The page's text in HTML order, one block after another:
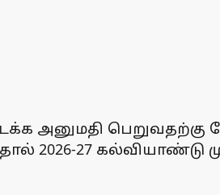
அனுமதி பெறுவதற்கு
2026-27 கல்வியாண்டு